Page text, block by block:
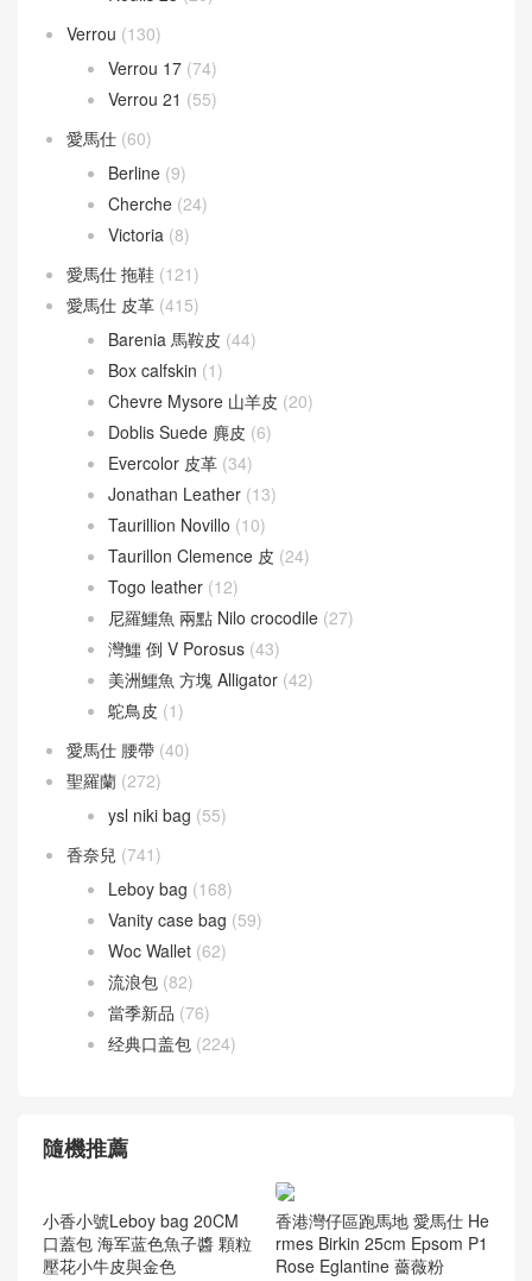
Verrou (130)
Verrou 17 (74)
Verrou 21 (55)
愛馬仕 (60)
Berline (9)
Cherche (24)
Victoria (8)
愛馬仕 拖鞋 (121)
愛馬仕 皮革 (415)
Barenia 馬鞍皮 (44)
Box calfskin (1)
Chevre Mysore 山羊皮 (20)
Doblis Suede 麂皮 (6)
Evercolor 皮革 (34)
Jonathan Leather (13)
Taurillion Novillo (10)
Taurillon Clemence 皮 (24)
Togo leather (12)
尼羅鱷魚 兩點 Nilo crocodile (27)
灣鱷 倒 V Porosus (43)
美洲鱷魚 方塊 Alligator (42)
鴕鳥皮 (1)
愛馬仕 腰帶 (40)
聖羅蘭 (272)
ysl niki bag (55)
香奈兒 (741)
Leboy bag (168)
Vanity case bag (59)
Woc Wallet (62)
流浪包 (82)
當季新品 (76)
经典口盖包 (224)
隨機推薦
香港灣仔區跑馬地 愛馬仕 He
rmes Birkin 25cm Epsom P1
Rose Eglantine 薔薇粉